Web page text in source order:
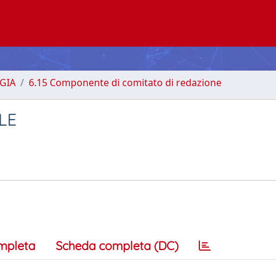
6.15 Componente di comitato di redazione
Scheda completa (DC)